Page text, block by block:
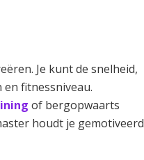
Je kunt de snelheid,
fitnessniveau.
of bergopwaarts
houdt je gemotiveerd